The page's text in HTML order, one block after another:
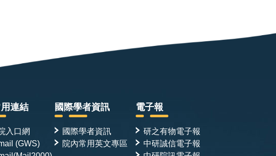
連結
入口網
(GWS)
國際學者資訊
國際學者資訊
院內常用英文專區
電子報
研之有物電子報
中研誠信電子報